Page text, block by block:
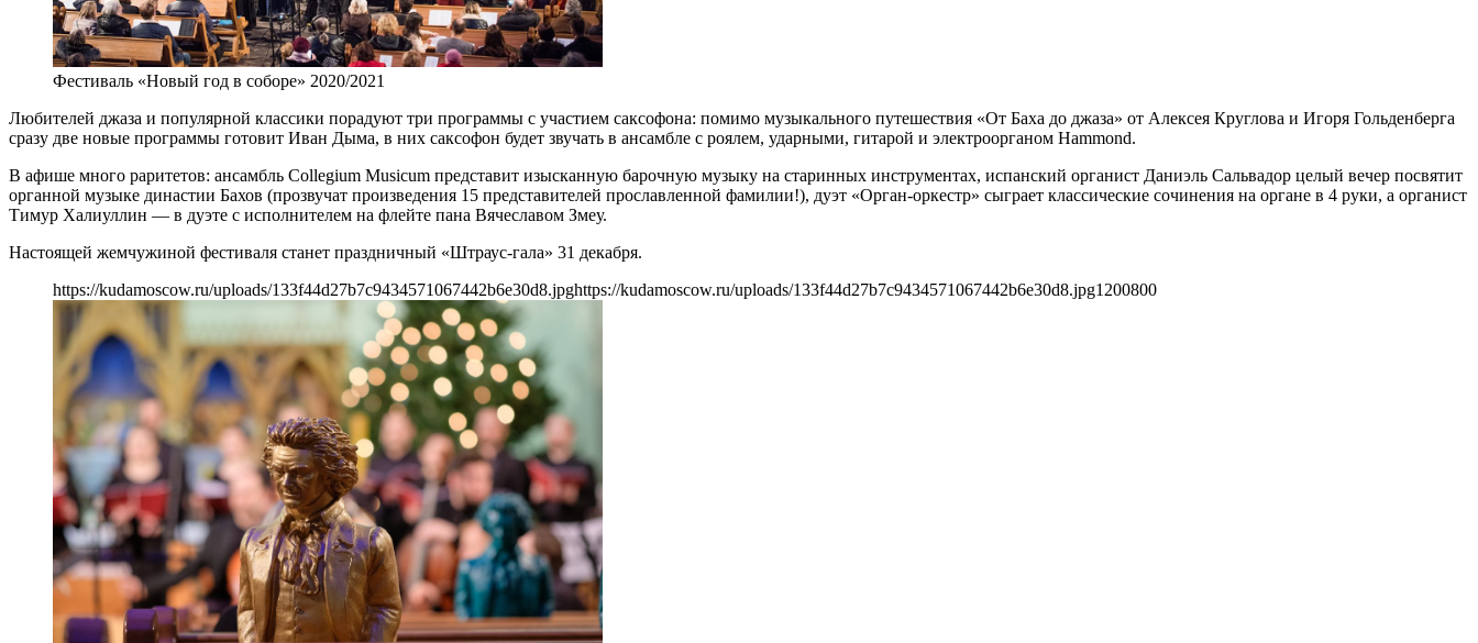
Фестиваль «Новый год в соборе» 2020/2021
Любителей джаза и популярной классики порадуют три программы с участием саксофона: помимо музыкального путешествия «От Баха до джаза» от Алексея Круглова и Игоря Гольденберга
сразу две новые программы готовит Иван Дыма, в них саксофон будет звучать в ансамбле с роялем, ударными, гитарой и электроорганом Hammond.
В афише много раритетов: ансамбль Collegium Musicum представит изысканную барочную музыку на старинных инструментах, испанский органист Даниэль Сальвадор целый вечер посвятит
органной музыке династии Бахов (прозвучат произведения 15 представителей прославленной фамилии!), дуэт «Орган-оркестр» сыграет классические сочинения на органе в 4 руки, а органист
Тимур Халиуллин — в дуэте с исполнителем на флейте пана Вячеславом Змеу.
Настоящей жемчужиной фестиваля станет праздничный «Штраус-гала» 31 декабря.
https://kudamoscow.ru/uploads/133f44d27b7c9434571067442b6e30d8.jpghttps://kudamoscow.ru/uploads/133f44d27b7c9434571067442b6e30d8.jpg1200800